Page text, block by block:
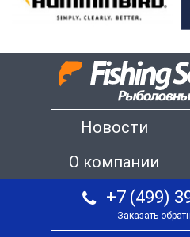
Новости
О компании
+7 (499)
Заказать